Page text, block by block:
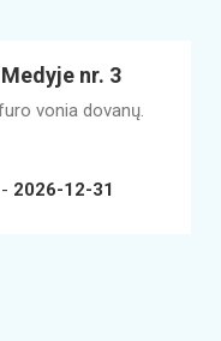
nr. 3
vonia dovanų.
2026-12-31